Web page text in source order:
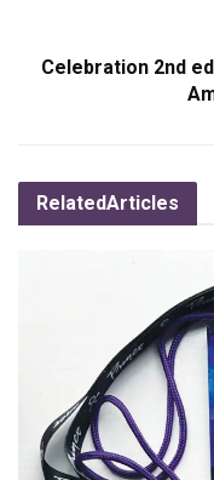
Celebration 2nd
RelatedArticles